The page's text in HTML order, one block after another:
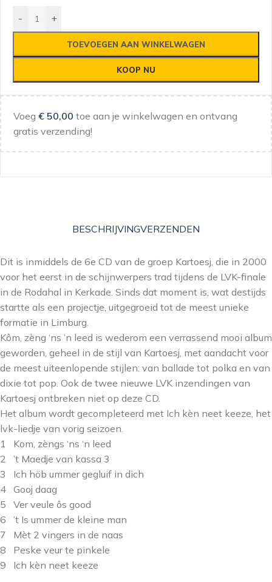
- +
TOEVOEGEN AAN WINKELWAGEN
KOOP NU
Voeg € 50,00 toe aan je winkelwagen en ontvang
gratis verzending!
BESCHRIJVINGVERZENDEN
Dit is inmiddels de 6e CD van de groep Kartoesj, die in 2000
voor het eerst in de schijnwerpers trad tijdens de LVK-finale
in de Rodahal in Kerkade. Sinds dat moment is, wat destijds
startte als een projectje, uitgegroeid tot de meest unieke
formatie in Limburg.
Kôm, zèng ‘ns ’n leed is wederom een verrassend mooi album
geworden, geheel in de stijl van Kartoesj, met aandacht voor
de meest uiteenlopende stijlen: van ballade tot polka en van
dixie tot pop. Ook de twee nieuwe LVK inzendingen van
Kartoesj ontbreken niet op deze CD.
Het album wordt gecompleteerd met Ich kèn neet keeze, het
lvk-liedje van vorig seizoen.
1 Kom, zèngs ‘ns ‘n leed
2 ’t Maedje van kassa 3
3 Ich höb ummer gegluif in dich
4 Gooj daag
5 Ver veule ôs good
6 ’t Is ummer de kleine man
7 Mèt 2 vingers in de naas
8 Peske veur te pinkele
9 Ich kèn neet keeze